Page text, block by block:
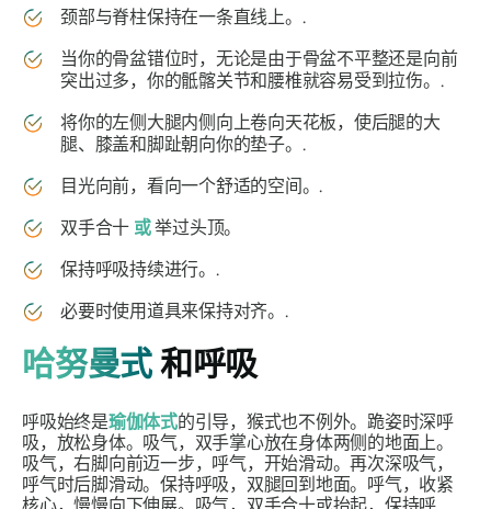
颈部与脊柱保持在一条直线上。.
当你的骨盆错位时，无论是由于骨盆不平整还是向前
突出过多，你的骶髂关节和腰椎就容易受到拉伤。.
将你的左侧大腿内侧向上卷向天花板，使后腿的大
腿、膝盖和脚趾朝向你的垫子。.
目光向前，看向一个舒适的空间。.
双手合十 或举过头顶。
保持呼吸持续进行。.
必要时使用道具来保持对齐。.
哈努曼式和呼吸
呼吸始终是瑜伽体式的引导，猴式也不例外。跪姿时深呼
吸，放松身体。吸气，双手掌心放在身体两侧的地面上。
吸气，右脚向前迈一步，呼气，开始滑动。再次深吸气，
呼气时后脚滑动。保持呼吸，双腿回到地面。呼气，收紧
核心，慢慢向下伸展。吸气，双手合十或抬起，保持呼